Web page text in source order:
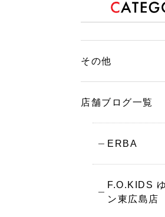
その他
店舗ブログ一覧
ERBA
F.O.KIDS
ン東広島店